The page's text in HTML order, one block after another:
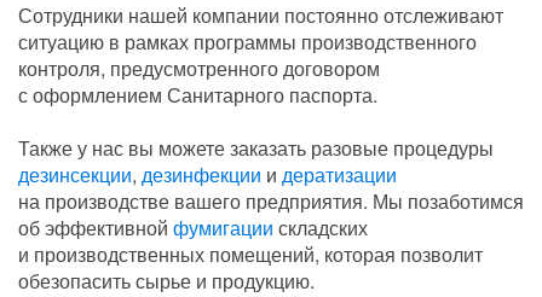
Сотрудники нашей компании постоянно отслеживают
ситуацию в рамках программы производственного
контроля, предусмотренного договором
с оформлением Санитарного паспорта.
Также у нас вы можете заказать разовые процедуры
дезинсекции, дезинфекции и дератизации
на производстве вашего предприятия. Мы позаботимся
об эффективной фумигации складских
и производственных помещений, которая позволит
обезопасить сырье и продукцию.